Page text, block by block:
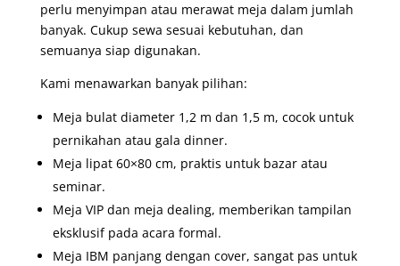
perlu menyimpan atau merawat meja dalam jumlah
banyak. Cukup sewa sesuai kebutuhan, dan
semuanya siap digunakan.
Kami menawarkan banyak pilihan:
Meja bulat diameter 1,2 m dan 1,5 m, cocok untuk
pernikahan atau gala dinner.
Meja lipat 60×80 cm, praktis untuk bazar atau
seminar.
Meja VIP dan meja dealing, memberikan tampilan
eksklusif pada acara formal.
Meja IBM panjang dengan cover, sangat pas untuk